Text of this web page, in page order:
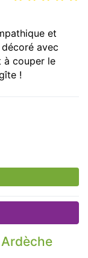
et
avec
à couper le
!